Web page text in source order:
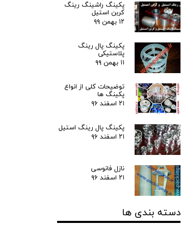
پکینگ راشینگ رینگ
کربن استیل
۱۲ بهمن ۹۹
پکینگ پال رینگ
پلاستیکی
۱۱ بهمن ۹۹
توضیحات کلی از انواع
پکینگ ها
۲۱ اسفند ۹۶
پکینگ پال رینگ استیل
۲۱ اسفند ۹۶
نازل فانوسی
۲۱ اسفند ۹۶
دسته بندی ها